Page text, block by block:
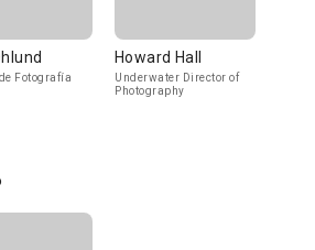
Fotografía
Howard Hall
Underwater Director of
Photography